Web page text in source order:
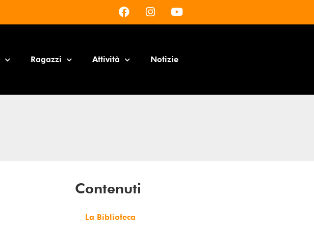
Ragazzi Attività Notizie
Contenuti
La Biblioteca